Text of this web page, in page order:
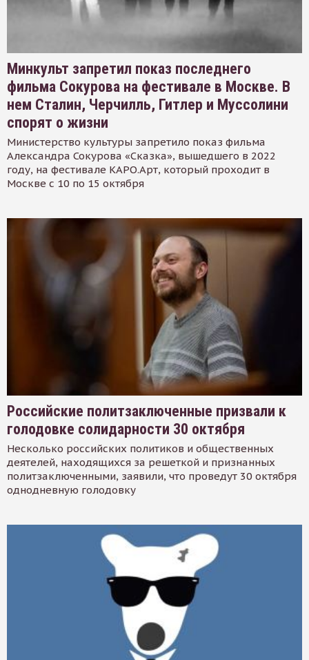
Минкульт запретил показ последнего
фильма Сокурова на фестивале в Москве. В
нем Сталин, Черчилль, Гитлер и Муссолини
спорят о жизни
Министерство культуры запретило показ фильма
Александра Сокурова «Сказка», вышедшего в 2022
году, на фестивале КАРО.Арт, который проходит в
Москве с 10 по 15 октября
Российские политзаключенные призвали к
голодовке солидарности 30 октября
Несколько российских политиков и общественных
деятелей, находящихся за решеткой и признанных
политзаключенными, заявили, что проведут 30 октября
однодневную голодовку